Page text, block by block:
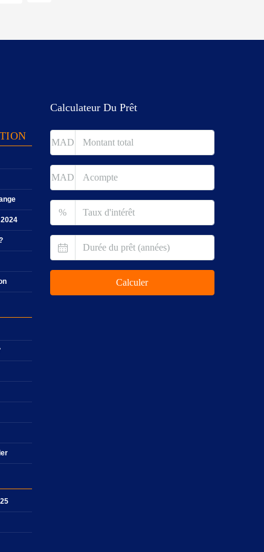
Calculateur Du Prêt
MAD
MAD
%
Calculer